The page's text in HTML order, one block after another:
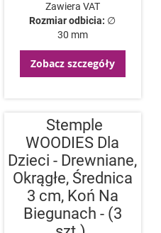
Zawiera VAT
Rozmiar odbicia: ∅
30 mm
Zobacz szczegóły
Stemple
WOODIES Dla
Dzieci - Drewniane,
Okrągłe, Średnica
3 cm, Koń Na
Biegunach - (3